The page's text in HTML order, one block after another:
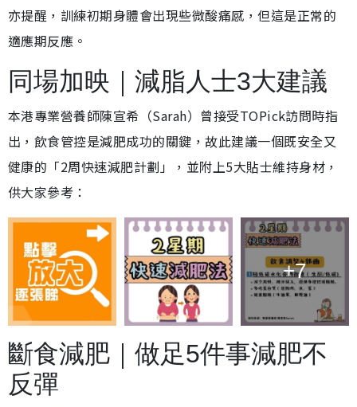
亦提醒，訓練初期身體會出現些微酸痛感，但這是正常的
適應期反應。
同場加映｜減脂人士3大建議
本港專業營養師陳宣希（Sarah）曾接受TOPick訪問時指
出，飲食管控是減肥成功的關鍵，故此建議一個既安全又
健康的「2周快速減肥計劃」，並附上5大貼士維持身材，
供大家參考：
+7
斷食減肥｜做足5件事減肥不
反彈